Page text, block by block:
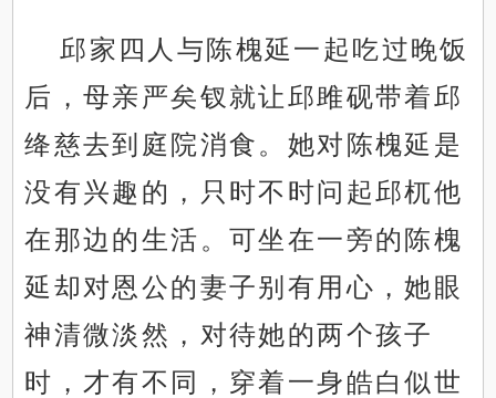
邱家四人与陈槐延一起吃过晚饭
后，母亲严矣钗就让邱雎砚带着邱
绛慈去到庭院消食。她对陈槐延是
没有兴趣的，只时不时问起邱杌他
在那边的生活。可坐在一旁的陈槐
延却对恩公的妻子别有用心，她眼
神清微淡然，对待她的两个孩子
时，才有不同，穿着一身皓白似世